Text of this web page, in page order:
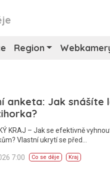
Region
anketa: Jak snášíte
KRAJ – Jak se efektivně
Vlastní ukrytí se před…
7:00 Co se děje Kraj